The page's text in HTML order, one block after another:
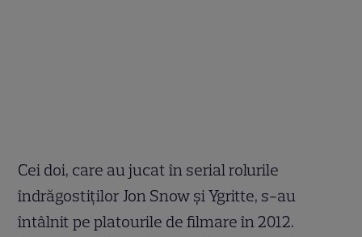
Cei doi, care au jucat în serial rolurile
îndrăgostiţilor Jon Snow şi Ygritte, s-au
întâlnit pe platourile de filmare în 2012.